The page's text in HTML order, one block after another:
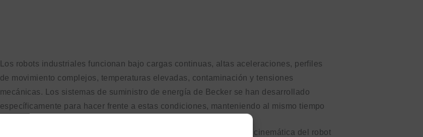
Los robots industriales funcionan bajo cargas continuas, altas aceleraciones, perfiles
de movimiento complejos, temperaturas elevadas, contaminación y tensiones
mecánicas. Los sistemas de suministro de energía de Becker se han desarrollado
específicamente para hacer frente a estas condiciones, manteniendo al mismo tiempo
Comportamiento del movimiento alineado con precisión con la cinemática del robot